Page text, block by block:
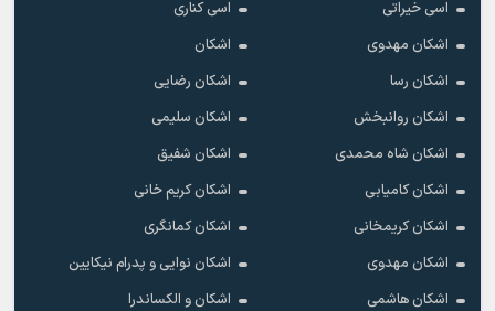
اسی خیراتی
اسی کناری
اشکان مهدوى
اشکان
اشکان رسا
اشکان رضایی
اشکان روانبخش
اشکان سلیمی
اشکان شاه محمدی
اشکان شفیق
اشکان کامیابی
اشکان کریم خانی
اشکان کریمخانی
اشکان کمانگری
اشکان مهدوی
اشکان نوایی و پدرام نیکایین
اشکان هاشمی
اشکان و الکساندرا